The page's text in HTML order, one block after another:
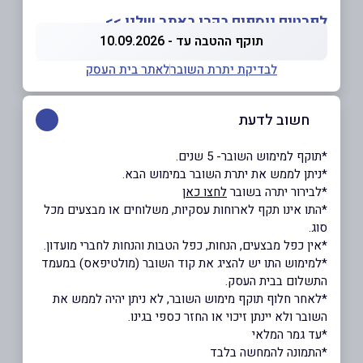
לפרטים נוספים בקרו באתר שלנו >>
תוקף ההטבה עד - 10.09.2026
לבדיקת יתרת השוברלאתר בית העסק
חשוב לדעת
*תוקף למימוש השובר- 5 שנים.
*ניתן לממש את יתרת השובר במימוש הבא.
*לבירור יתרה בשוברלחצו כאן
*התו אינו תקף לארוחות עסקיות, משלוחים או מבצעים מכל
סוג.
*אין כפל מבצעים, הנחות, כפל הטבות והנחות לחברי מועדון.
*למימוש התו יש להציג את קוד השובר (מולטיפאס) במעמד
התשלום בבית העסק.
*לאחר חלוף תוקף מימוש השובר, לא ניתן יהיה לממש את
השובר ולא יינתן זיכוי או החזר כספי בגינו.
*עד גמר המלאי
*התמונה להמחשה בלבד